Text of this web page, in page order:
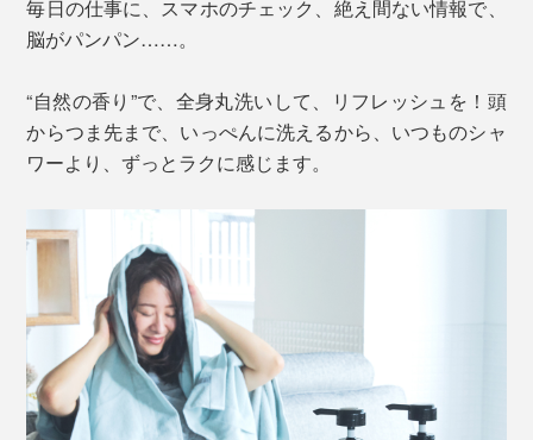
毎日の仕事に、スマホのチェック、絶え間ない情報で、
脳がパンパン……。
“自然の香り”で、全身丸洗いして、リフレッシュを！頭
からつま先まで、いっぺんに洗えるから、いつものシャ
ワーより、ずっとラクに感じます。